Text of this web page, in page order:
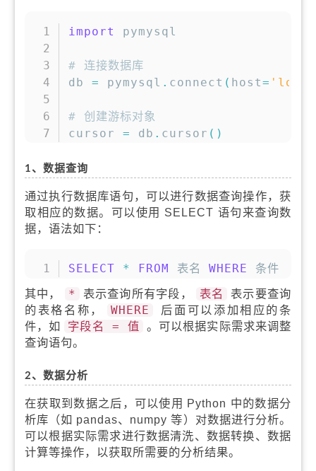
import pymysql
# 连接数据库
db = pymysql . connect ( host=
# 创建游标对象
cursor = db . cursor ( )
1、数据查询
通过执行数据库语句，可以进行数据查询操作，获
取相应的数据。可以使用 SELECT 语句来查询数
据，语法如下：
SELECT * FROM 表名 WHERE 条件
复制
其中， * 表示查询所有字段， 表名
表示要查询
的表格名称，
WHERE
后面可以添加相应的条
件，如
字段名 = 值
。可以根据实际需求来调整
查询语句。
2、数据分析
在获取到数据之后，可以使用 Python 中的数据分
析库（如 pandas、numpy 等）对数据进行分析。
可以根据实际需求进行数据清洗、数据转换、数据
计算等操作，以获取所需要的分析结果。